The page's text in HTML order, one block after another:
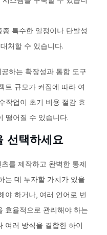
종 특수한 일정이나 단발성
처할 수 있습니다.
하는 확장성과 통합 도구
트 규모가 커짐에 따라 여
작업이 초기 비용 절감 효
떨어질 수 있습니다.
선택하세요
를 제작하고 완벽한 통제
는 데 투자할 가치가 있을
야 하거나, 여러 언어로 번
효율적으로 관리해야 하는
여러 방식을 결합한 하이